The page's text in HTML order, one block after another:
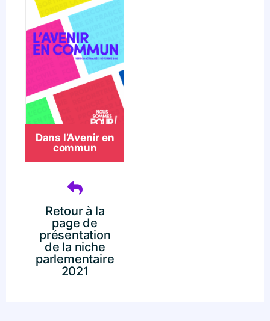
Dans l’Avenir en
commun
Retour à la
page de
présentation
de la niche
parlementaire
2021